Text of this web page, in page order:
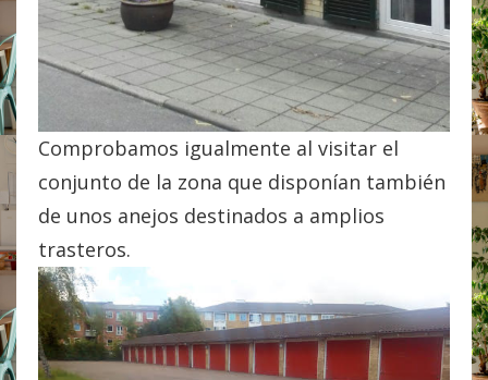
Comprobamos igualmente al visitar el
conjunto de la zona que disponían también
de unos anejos destinados a amplios
trasteros.